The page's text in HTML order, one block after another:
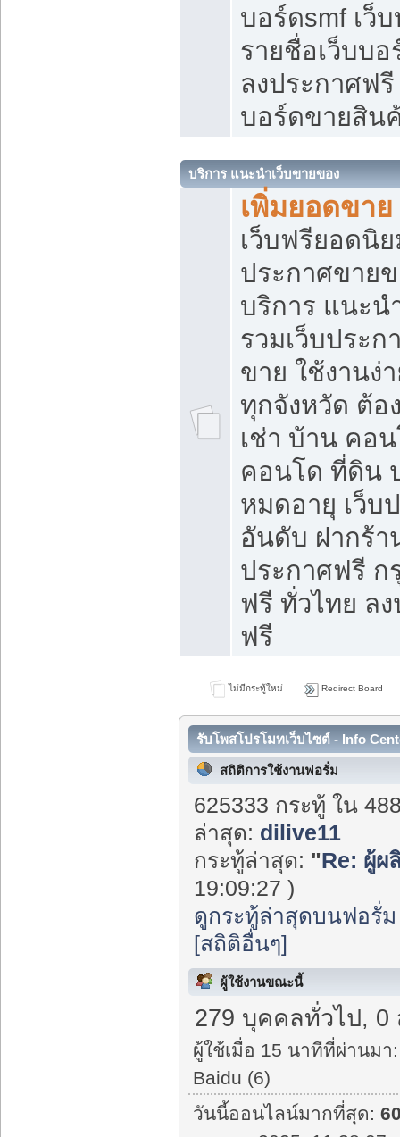
บอร์ดsmf เว็
รายชื่อเว็บบ
ลงประกาศฟรี
บอร์ดขายสิน
บริการ แนะนำเว็บขายของ
เพิ่มยอดขา
เว็บฟรียอดนิ
ประกาศขาย
บริการ แนะน
รวมเว็บประก
ขาย ใช้งานง่
ทุกจังหวัด ต้อ
เช่า บ้าน คอ
คอนโด ที่ดิน
หมดอายุ เว็บ
อันดับ ฝากร้า
ประกาศฟรี ก
ฟรี ทั่วไทย ล
ฟรี
ไม่มีกระทู้ใหม่ Redirect Board
รับโพสโปรโมทเว็บไซต์ - Info
สถิติการใช้งานฟอรั่ม
625333 กระทู้ ใน
ล่าสุด: dilive11
กระทู้ล่าสุด: "Re: ผู้ผ
19:09:27 )
ดูกระทู้ล่าสุดบนฟอรั่ม
[สถิติอื่นๆ]
ผู้ใช้งานขณะนี้
279 บุคคลทั่วไป, 0
ผู้ใช้เมื่อ 15 นาทีที่ผ่านมา:
Baidu (6)
วันนี้ออนไลน์มากที่สุด: